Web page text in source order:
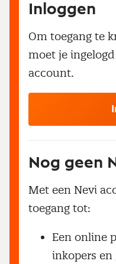
Inloggen
Om toegang te
moet je
account.
Nog geen
Met een Nevi
toegang tot:
Een online
inkopers en